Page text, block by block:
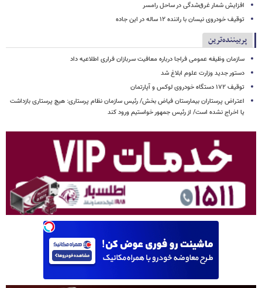
افزایش شمار غرق‌شدگی در ساحل رامسر
توقیف خودروی نیسان با راننده ۱۲ ساله در این جاده
پربیننده‌ترین
سازمان وظیفه عمومی فراجا درباره معافیت سربازان فراری اطلاعیه داد
دستور جدید وزارت علوم ابلاغ شد
توقیف ۱۷۲ دستگاه خودروی لوکس و آپارتمان
اعتراض پرستاران بیمارستان فیاض بخش/ رئیس سازمان نظام پرستاری: هیچ پرستاری بازداشت
یا اخراج نشده است/ از رئیس جمهور خواستیم ورود کند